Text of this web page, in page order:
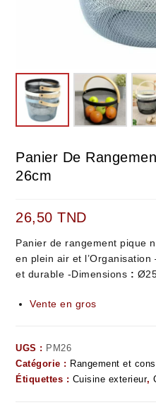
Panier De
26cm
26,50TND
Panier de rangement pique
en plein air et
et durable -Dimensions :
Vente en gros
UGS : PM26
Catégorie : Rangement et
Étiquettes : Cuisine exterieur,